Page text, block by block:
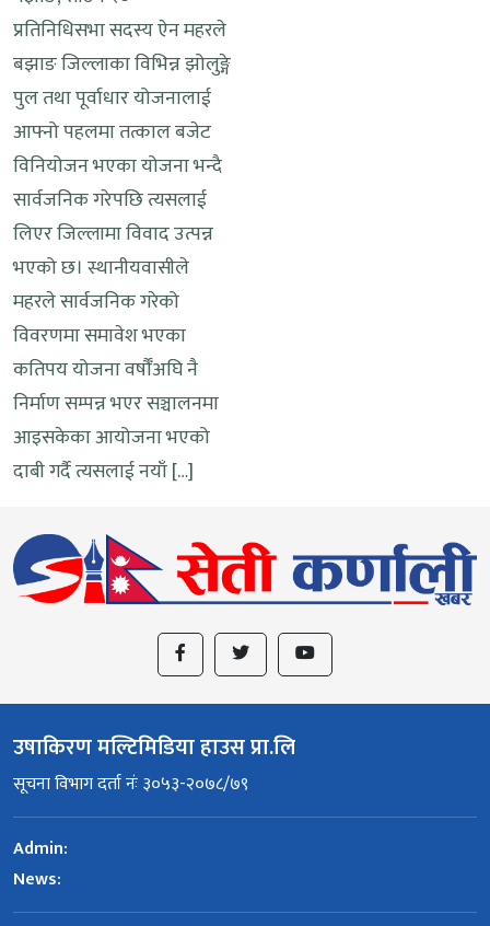
प्रतिनिधिसभा सदस्य ऐन महरले
बझाङ जिल्लाका विभिन्न झोलुङ्गे
पुल तथा पूर्वाधार योजनालाई
आफ्नो पहलमा तत्काल बजेट
विनियोजन भएका योजना भन्दै
सार्वजनिक गरेपछि त्यसलाई
लिएर जिल्लामा विवाद उत्पन्न
भएको छ। स्थानीयवासीले
महरले सार्वजनिक गरेको
विवरणमा समावेश भएका
कतिपय योजना वर्षौँअघि नै
निर्माण सम्पन्न भएर सञ्चालनमा
आइसकेका आयोजना भएको
दाबी गर्दै त्यसलाई नयाँ […]
उषाकिरण मल्टिमिडिया हाउस प्रा.लि
सूचना विभाग दर्ता नंः ३०५३-२०७८/७९
Admin:
News: